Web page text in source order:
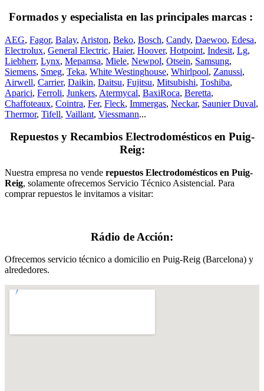
Formados y especialista en las principales marcas :
AEG, Fagor, Balay, Ariston, Beko, Bosch, Candy, Daewoo, Edesa,
Electrolux, General Electric, Haier, Hoover, Hotpoint, Indesit, Lg,
Liebherr, Lynx, Mepamsa, Miele, Newpol, Otsein, Samsung,
Siemens, Smeg, Teka, White Westinghouse, Whirlpool, Zanussi,
Airwell, Carrier, Daikin, Daitsu, Fujitsu, Mitsubishi, Toshiba,
Aparici, Ferroli, Junkers, Atermycal, BaxiRoca, Beretta,
Chaffoteaux, Cointra, Fer, Fleck, Immergas, Neckar, Saunier Duval,
Thermor, Tifell, Vaillant, Viessmann...
Repuestos y Recambios Electrodomésticos en Puig-
Reig:
Nuestra empresa no vende repuestos Electrodomésticos en Puig-
Reig, solamente ofrecemos Servicio Técnico Asistencial. Para
comprar repuestos le invitamos a visitar:
Rádio de Acción:
Ofrecemos servicio técnico a domicilio en Puig-Reig (Barcelona) y
alrededores.